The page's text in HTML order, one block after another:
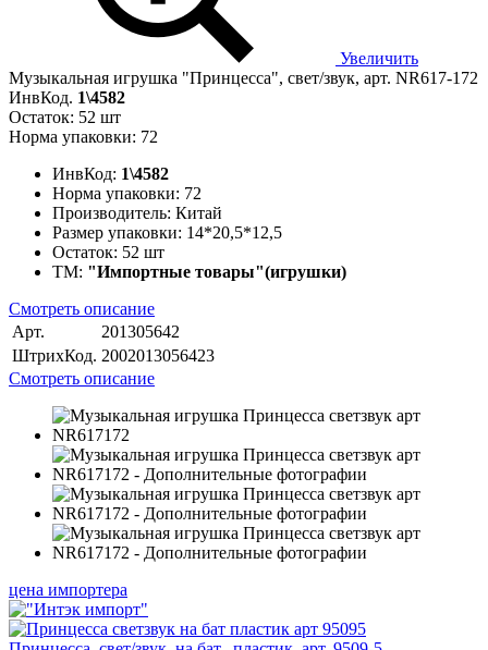
Увеличить
Музыкальная игрушка "Принцесса", свет/звук, арт. NR617-172
ИнвКод. 1\4582
Остаток: 52 шт
Норма упаковки: 72
ИнвКод: 1\4582
Норма упаковки: 72
Производитель: Китай
Размер упаковки: 14*20,5*12,5
Остаток: 52 шт
ТМ: "Импортные товары"(игрушки)
Смотреть описание
Арт.
201305642
ШтрихКод. 2002013056423
Смотреть описание
цена импортера